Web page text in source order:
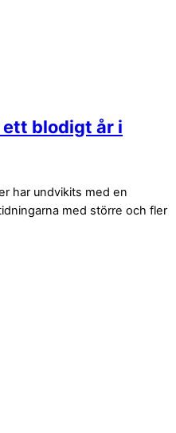
blodigt år i
har undvikits med en
med större och fler